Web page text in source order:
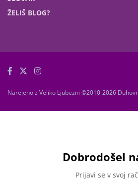
ŽELIŠ BLOG?
Narejeno z Veliko Ljubezni ©2010-2026
Dobrodošel
Prijavi se v svoj